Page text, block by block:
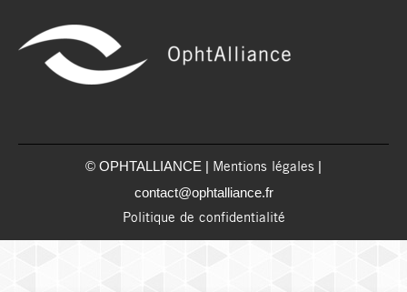
© OPHTALLIANCE | Mentions légales |
contact@ophtalliance.fr
Politique de confidentialité